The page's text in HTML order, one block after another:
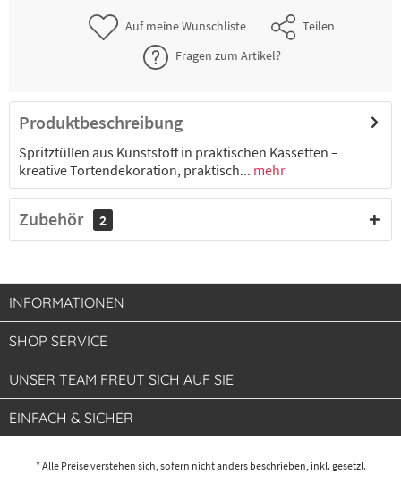
3000231893
Set Mix 1 (XXL), 12-teilig (4 Stern, 4 Loch, 4
17,34 € *
3000231903
Set Mix 2 (XXL), 12-teilig (4 Stern, 4 Loch, 4
Garnier)
2-4 Werktage 17,34 € *
Auf meine Wunschliste
Teilen
Fragen zum Artikel?
Produktbeschreibung
Spritztüllen aus Kunststoff in praktischen Kassetten –
kreative Tortendekoration, praktisch... mehr
Zubehör 2
INFORMATIONEN
SHOP SERVICE
UNSER TEAM FREUT SICH AUF SIE
EINFACH & SICHER
* Alle Preise verstehen sich, sofern nicht anders beschrieben, inkl. gesetzl.